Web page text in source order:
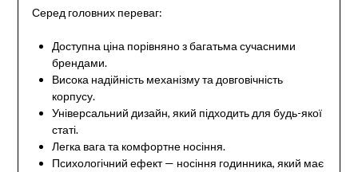
Серед головних переваг:
Доступна ціна порівняно з багатьма сучасними
брендами.
Висока надійність механізму та довговічність
корпусу.
Універсальний дизайн, який підходить для будь-якої
статі.
Легка вага та комфортне носіння.
Психологічний ефект — носіння годинника, який має